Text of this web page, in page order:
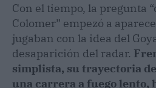
Con el tiempo, la pregunta
Colomer” empezó a
jugaban con la idea del
desaparición del radar.
simplista, su trayectoria
una carrera a fuego lento,